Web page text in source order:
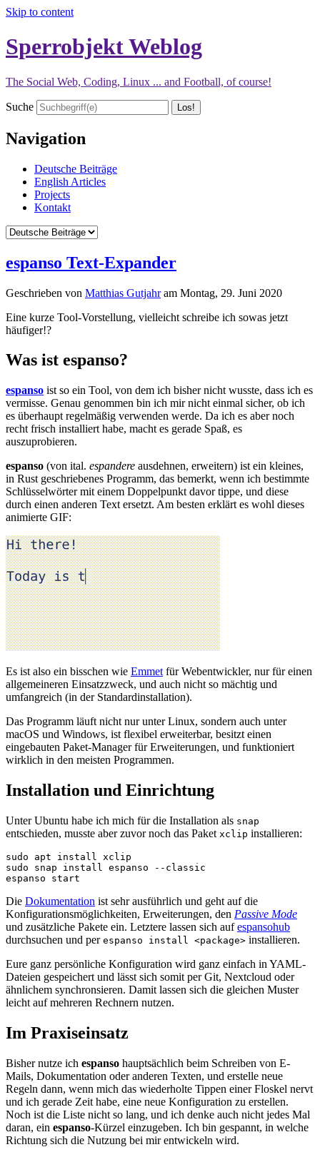
Skip to content
Sperrobjekt Weblog
The Social Web, Coding, Linux ... and Football, of course!
Suche
Navigation
Deutsche Beiträge
English Articles
Projects
Kontakt
espanso Text-Expander
Geschrieben von Matthias Gutjahram Montag, 29. Juni 2020
Eine kurze Tool-Vorstellung, vielleicht schreibe ich sowas jetzt
häufiger!?
Was ist espanso?
espanso ist so ein Tool, von dem ich bisher nicht wusste, dass ich es
vermisse. Genau genommen bin ich mir nicht einmal sicher, ob ich
es überhaupt regelmäßig verwenden werde. Da ich es aber noch
recht frisch installiert habe, macht es gerade Spaß, es
auszuprobieren.
espanso (von ital. espandere ausdehnen, erweitern) ist ein kleines,
in Rust geschriebenes Programm, das bemerkt, wenn ich bestimmte
Schlüsselwörter mit einem Doppelpunkt davor tippe, und diese
durch einen anderen Text ersetzt. Am besten erklärt es wohl dieses
animierte GIF:
Es ist also ein bisschen wie Emmet für Webentwickler, nur für einen
allgemeineren Einsatzzweck, und auch nicht so mächtig und
umfangreich (in der Standardinstallation).
Das Programm läuft nicht nur unter Linux, sondern auch unter
macOS und Windows, ist flexibel erweiterbar, besitzt einen
eingebauten Paket-Manager für Erweiterungen, und funktioniert
wirklich in den meisten Programmen.
Installation und Einrichtung
Unter Ubuntu habe ich mich für die Installation als snap
entschieden, musste aber zuvor noch das Paket xclip installieren:
sudo apt install xclip
sudo snap install espanso --classic
Die Dokumentation ist sehr ausführlich und geht auf die
Konfigurationsmöglichkeiten, Erweiterungen, den Passive Mode
und zusätzliche Pakete ein. Letztere lassen sich aufespansohub
durchsuchen und per espanso install <package> installieren.
Eure ganz persönliche Konfiguration wird ganz einfach in YAML-
Dateien gespeichert und lässt sich somit per Git, Nextcloud oder
ähnlichem synchronsieren. Damit lassen sich die gleichen Muster
leicht auf mehreren Rechnern nutzen.
Im Praxiseinsatz
Bisher nutze ich espanso hauptsächlich beim Schreiben von E-
Mails, Dokumentation oder anderen Texten, und erstelle neue
Regeln dann, wenn mich das wiederholte Tippen einer Floskel nervt
und ich gerade Zeit habe, eine neue Konfiguration zu erstellen.
Noch ist die Liste nicht so lang, und ich denke auch nicht jedes Mal
daran, ein espanso-Kürzel einzugeben. Ich bin gespannt, in welche
Richtung sich die Nutzung bei mir entwickeln wird.